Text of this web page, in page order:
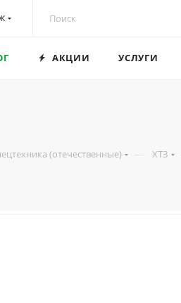
АКЦИИ УСЛУГИ
(отечественные) — ХТЗ